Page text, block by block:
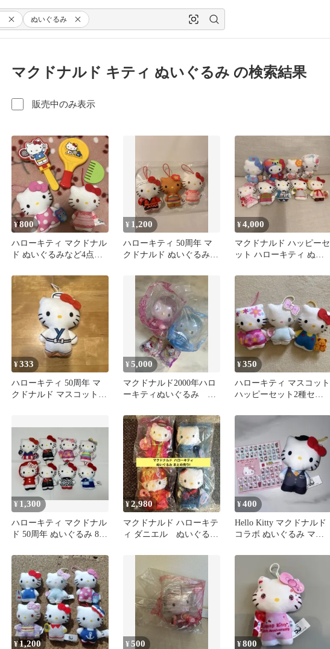
ぬいぐるみ
マクドナルド キティ ぬいぐるみ の検索結果
販売中のみ表示
¥800
ハローキティ マクドナル
ド ぬいぐるみなど4点セ
¥ 1,200
ハローキティ 50周年 マ
クドナルド ぬいぐるみ
¥4,000
マクドナルド ハッピーセ
ット ハローキティ ぬい
¥333
ハローキティ 50周年 マ
クドナルド マスコット
¥5,000
マクドナルド2000年ハロ
ーキティぬいぐるみ ま
¥350
ハローキティ マスコット
ハッピーセット2種セッ
¥ 1,300
ハローキティ マクドナル
ド 50周年 ぬいぐるみ 8種
¥2,980
マクドナルド ハローキテ
ィ ダニエル ぬいぐるみ
ット
¥400
Hello Kitty マクドナルド
コラボ ぬいぐるみ マス
¥1,200 ¥500 ¥800